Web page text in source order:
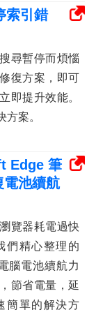
索引錯
尋暫停而煩惱
復方案，即可
即提升效能。
案。
Edge 筆
電池續航
覽器耗電過快
們精心整理的
腦電池續航力
節省電量，延
簡單的解決方